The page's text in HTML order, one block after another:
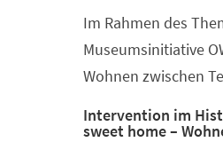
Im Rahmen des
Museumsinitiative
Wohnen zwischen
Intervention im
sweet home –